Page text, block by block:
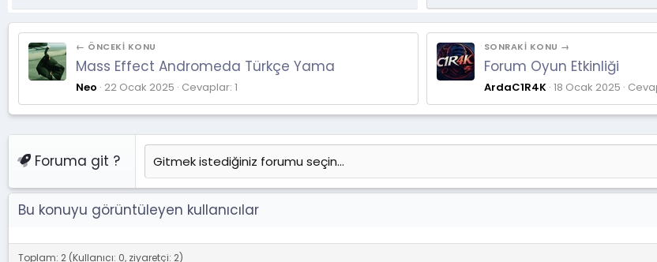
← ÖNCEKI KONU
Mass Effect Andromeda Türkçe Yama
Neo 22 Ocak 2025 Cevaplar: 1
SONRAKI KONU →
Forum Oyun Etkinliği
ArdaC1R4K 18 Ocak 2025
Foruma git ?
Bu konuyu görüntüleyen kullanıcılar
Toplam: 2 (Kullanıcı: 0, ziyaretçi: 2)